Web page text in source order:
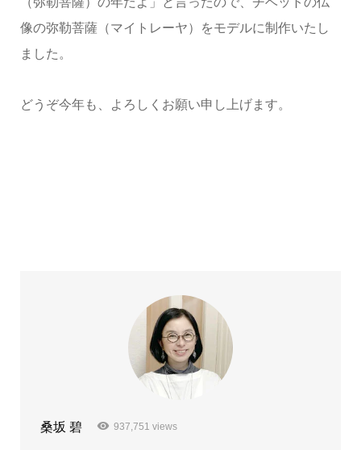
像の弥勒菩薩（マイトレーヤ）をモデルに制作いたし
ました。
どうぞ今年も、よろしくお願い申し上げます。
桑坂 碧 937,751 views